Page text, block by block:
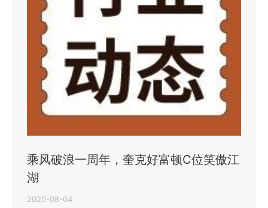
乘风破浪一周年，奎克好富顿C位笑傲江
湖
2020-08-04